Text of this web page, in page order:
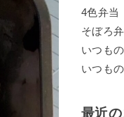
4色弁当
そぼろ
いつも
いつも
最近